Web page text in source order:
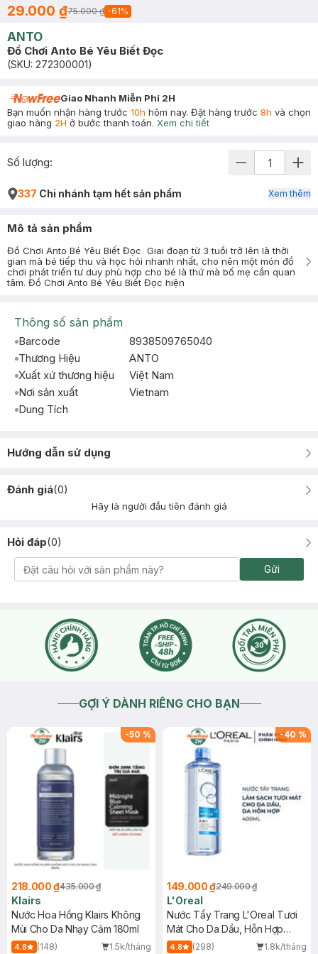
29.000 ₫75.000 ₫ -61%
ANTO
Đồ Chơi Anto Bé Yêu Biết Đọc
(SKU: 272300001)
Giao Nhanh Miễn Phí 2H
Bạn muốn nhận hàng trước 10h hôm nay. Đặt hàng trước 8h và chọn
giao hàng 2H ở bước thanh toán. Xem chi tiết
Số lượng:
337 Chi nhánh tạm hết sản phẩm Xem thêm
Mô tả sản phẩm
Đồ Chơi Anto Bé Yêu Biết Đọc Giai đoạn từ 3 tuổi trở lên là thời
gian mà bé tiếp thu và học hỏi nhanh nhất, cho nên một món đồ
chơi phát triển tư duy phù hợp cho bé là thứ mà bố mẹ cần quan
tâm. Đồ Chơi Anto Bé Yêu Biết Đọc hiện
Thông số sản phẩm
Barcode
8938509765040
Thương Hiệu
ANTO
Xuất xứ thương hiệu
Việt Nam
Nơi sản xuất
Vietnam
Dung Tích
Hướng dẫn sử dụng
Đánh giá(0)
Hãy là người đầu tiên đánh giá
Hỏi đáp(0)
Gửi
GỢI Ý DÀNH RIÊNG CHO BẠN
-50 %
218.000 ₫435.000 ₫
Klairs
Nước Hoa Hồng Klairs Không
Mùi Cho Da Nhạy Cảm 180ml
4.8 (148)
1.5k/tháng
-40 %
149.000 ₫249.000 ₫
L'Oreal
Nước Tẩy Trang L'Oreal Tươi
Mát Cho Da Dầu, Hỗn Hợp
400ml
4.8 (298)
1.8k/tháng